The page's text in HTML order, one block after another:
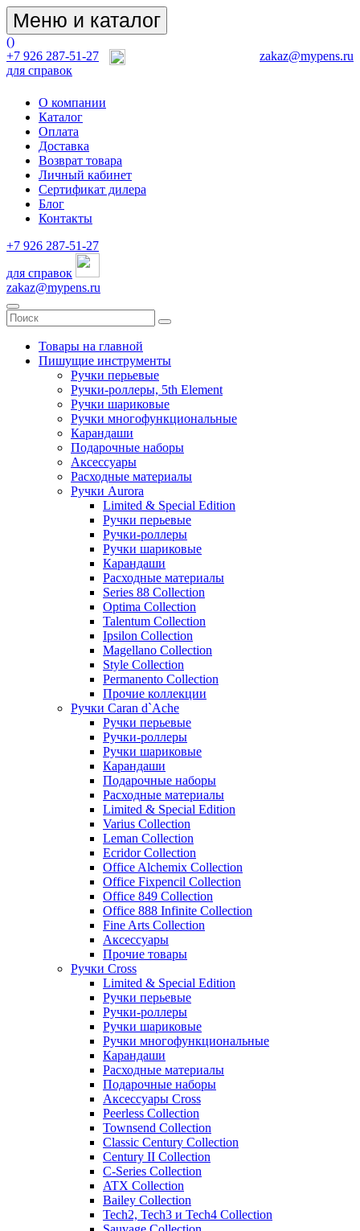
Меню и каталог
()
+7 926 287-51-27
для справок
zakaz@mypens.ru
О компании
Каталог
Оплата
Доставка
Возврат товара
Личный кабинет
Сертификат дилера
Блог
Контакты
+7 926 287-51-27
для справок
zakaz@mypens.ru
Товары на главной
Пишущие инструменты
Ручки перьевые
Ручки-роллеры, 5th Element
Ручки шариковые
Ручки многофункциональные
Карандаши
Подарочные наборы
Аксессуары
Расходные материалы
Ручки Aurora
Limited & Special Edition
Ручки перьевые
Ручки-роллеры
Ручки шариковые
Карандаши
Расходные материалы
Series 88 Collection
Optima Collection
Talentum Collection
Ipsilon Collection
Magellano Collection
Style Collection
Permanento Collection
Прочие коллекции
Ручки Caran d`Ache
Ручки перьевые
Ручки-роллеры
Ручки шариковые
Карандаши
Подарочные наборы
Расходные материалы
Limited & Special Edition
Varius Collection
Leman Collection
Ecridor Collection
Office Alchemix Collection
Office Fixpencil Collection
Office 849 Collection
Office 888 Infinite Collection
Fine Arts Collection
Аксессуары
Прочие товары
Ручки Cross
Limited & Special Edition
Ручки перьевые
Ручки-роллеры
Ручки шариковые
Ручки многофункциональные
Карандаши
Расходные материалы
Подарочные наборы
Аксессуары Cross
Peerless Collection
Townsend Collection
Classic Century Collection
Century II Collection
C-Series Collection
ATX Collection
Bailey Collection
Tech2, Tech3 и Tech4 Collection